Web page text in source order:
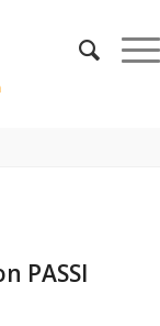
PASSI